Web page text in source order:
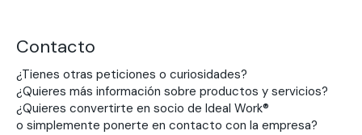
Contacto
¿Tienes otras peticiones o curiosidades?
¿Quieres más información sobre productos y servicios?
¿Quieres convertirte en socio de Ideal Work®
o simplemente ponerte en contacto con la empresa?